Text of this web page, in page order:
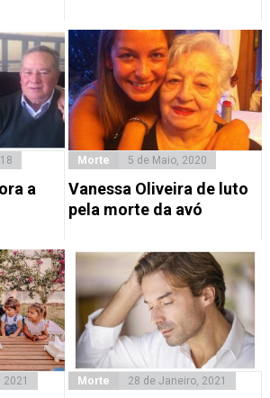
a
Morte 5 de Maio, 2020
Vanessa Oliveira de luto
pela morte da avó
Morte 28 de Janeiro, 2021